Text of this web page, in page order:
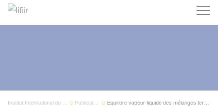
Equilibre vapeur-liquide des mélanges ternaires...